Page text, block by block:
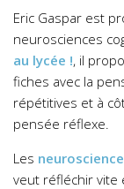
Eric Gaspar est
neurosciences
au lycée !, il
fiches avec la
répétitives et à
pensée réflexe.
Les
veut réfléchir vite